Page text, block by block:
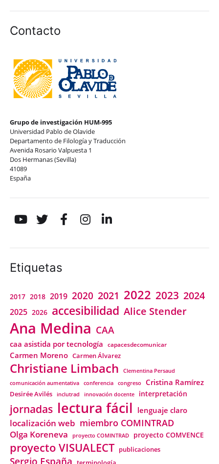
Contacto
Grupo de investigación HUM-995
Universidad Pablo de Olavide
Departamento de Filología y Traducción
Avenida Rosario Valpuesta 1
Dos Hermanas (Sevilla)
41089
España
Etiquetas
2017 2018 2019 2020 2021 2022 2023 2024
2025 2026 accesibilidad Alice Stender
Ana Medina CAA
caa asistida por tecnología capacesdecomunicar
Carmen Moreno Carmen Álvarez
Christiane Limbach
Clementina Persaud
comunicación aumentativa
conferencia congreso Cristina Ramírez
Desirée Avilés inclutrad innovación docente interpretación
jornadas lectura fácil lenguaje claro
localización web miembro COMINTRAD
Olga Koreneva proyecto COMINTRAD proyecto COMVENCE
proyecto VISUALECT publicaciones
Sergio España